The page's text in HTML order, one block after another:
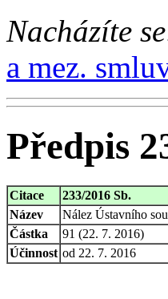
Nacházíte
a mez.
Předpis
Citace
233/2016 Sb.
Název
Nález Ústavního
Částka
91 (22. 7. 2016)
Účinnost od 22. 7. 2016